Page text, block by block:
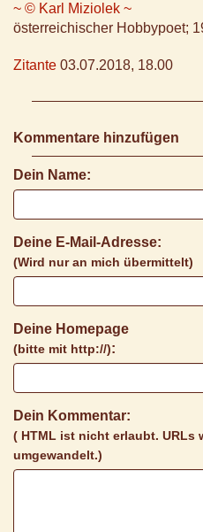
~ © Karl Miziolek ~
österreichischer Hobbypoet;
Zitante 03.07.2018, 18.00
Kommentare hinzufügen
Dein Name:
Deine E-Mail-Adresse:
(Wird nur an mich übermittelt)
Deine Homepage
(bitte mit http://):
Dein Kommentar:
( HTML ist nicht erlaubt. URLs
umgewandelt.)